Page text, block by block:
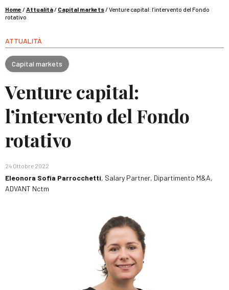
Home /Attualità/ Capital markets/Venture capital: l’intervento del Fondo
rotativo
ATTUALITÀ
Capital markets
Venture capital:
l’intervento del Fondo
rotativo
24 Ottobre 2022
Eleonora Sofia Parrocchetti, Salary Partner, Dipartimento M&A,
ADVANT Nctm